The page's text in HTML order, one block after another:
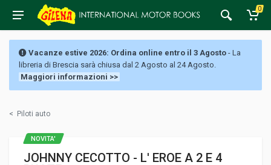
0
Vacanze estive 2026: Ordina online entro il 3 Agosto - La
libreria di Brescia sarà chiusa dal 2 Agosto al 24 Agosto.
Maggiori informazioni >>
< Piloti auto
JOHNNY CECOTTO - L' EROE A 2 E 4
NOVITA'